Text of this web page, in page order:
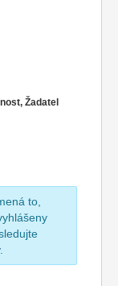
Žadatel
to,
.